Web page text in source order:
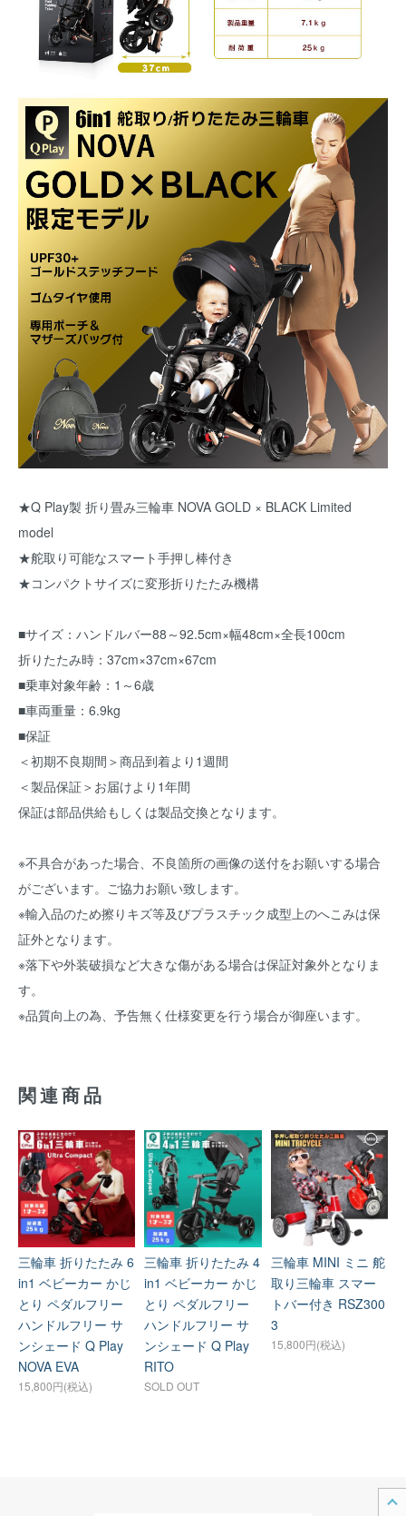
★Q Play製 折り畳み三輪車 NOVA GOLD × BLACK Limited
model
★舵取り可能なスマート手押し棒付き
★コンパクトサイズに変形折りたたみ機構
■サイズ：ハンドルバー88～92.5cm×幅48cm×全長100cm
折りたたみ時：37cm×37cm×67cm
■乗車対象年齢：1～6歳
■車両重量：6.9kg
■保証
＜初期不良期間＞商品到着より1週間
＜製品保証＞お届けより1年間
保証は部品供給もしくは製品交換となります。
※不具合があった場合、不良箇所の画像の送付をお願いする場合
がございます。ご協力お願い致します。
※輸入品のため擦りキズ等及びプラスチック成型上のへこみは保
証外となります。
※落下や外装破損など大きな傷がある場合は保証対象外となりま
す。
※品質向上の為、予告無く仕様変更を行う場合が御座います。
関連商品
三輪車 折りたたみ 6
in1 ベビーカー かじ
とり ペダルフリー
ハンドルフリー サ
ンシェード Q Play
NOVA EVA
15,800円(税込)
三輪車 折りたたみ 4
in1 ベビーカー かじ
とり ペダルフリー
ハンドルフリー サ
ンシェード Q Play
RITO
SOLD OUT
三輪車 MINI ミニ 舵
取り三輪車 スマー
トバー付き RSZ300
3
15,800円(税込)